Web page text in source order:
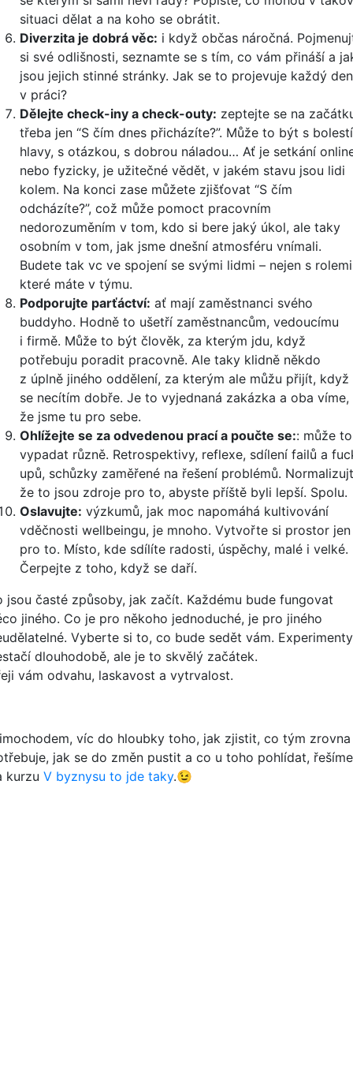
situaci dělat a na koho se obrátit.
Diverzita je dobrá věc: i když občas náročná.
si své odlišnosti, seznamte se s tím, co vám přináší a
jsou jejich stinné stránky. Jak se to projevuje každý den
v práci?
Dělejte check-iny a check-outy: zeptejte se na
třeba jen “S čím dnes přicházíte?”. Může to být s bolestí
hlavy, s otázkou, s dobrou náladou… Ať je setkání
nebo fyzicky, je užitečné vědět, v jakém stavu jsou lidi
kolem. Na konci zase můžete zjišťovat “S čím
odcházíte?”, což může pomoct pracovním
nedorozuměním v tom, kdo si bere jaký úkol, ale taky
osobním v tom, jak jsme dnešní atmosféru vnímali.
Budete tak vc ve spojení se svými lidmi – nejen s
které máte v týmu.
Podporujte parťáctví: ať mají zaměstnanci svého
buddyho. Hodně to ušetří zaměstnancům, vedoucímu
i firmě. Může to být člověk, za kterým jdu, když
potřebuju poradit pracovně. Ale taky klidně někdo
z úplně jiného oddělení, za kterým ale můžu přijít, když
se necítím dobře. Je to vyjednaná zakázka a oba víme,
že jsme tu pro sebe.
Ohlížejte se za odvedenou prací a poučte se:: může to
vypadat různě. Retrospektivy, reflexe, sdílení failů a
upů, schůzky zaměřené na řešení problémů.
že to jsou zdroje pro to, abyste příště byli lepší. Spolu.
Oslavujte: výzkumů, jak moc napomáhá kultivování
vděčnosti wellbeingu, je mnoho. Vytvořte si prostor jen
pro to. Místo, kde sdílíte radosti, úspěchy, malé i velké.
Čerpejte z toho, když se daří.
jsou časté způsoby, jak začít. Každému bude fungovat
jiného. Co je pro někoho jednoduché, je pro jiného
Vyberte si to, co bude sedět vám. Experimenty
dlouhodobě, ale je to skvělý začátek.
vám odvahu, laskavost a vytrvalost.
víc do hloubky toho, jak zjistit, co tým zrovna
jak se do změn pustit a co u toho pohlídat, řešíme
kurzu V byznysu to jde taky.😉